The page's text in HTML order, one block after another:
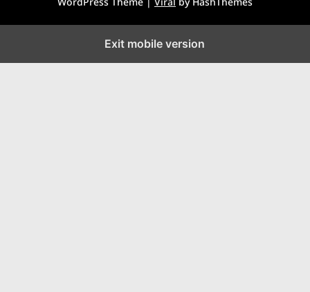
WordPress Theme | Viral by HashThemes
Exit mobile version